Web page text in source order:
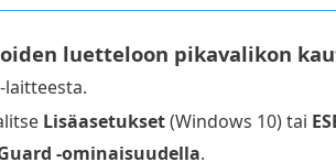
luetteloon pikavalikon
laitteesta.
Lisäasetukset(Windows 10) tai
-ominaisuudella.